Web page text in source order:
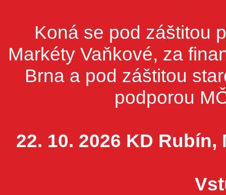
Koná se pod záštitou
Markéty Vaňkové, za
Brna a pod záštitou
podporou
22. 10. 2026 KD